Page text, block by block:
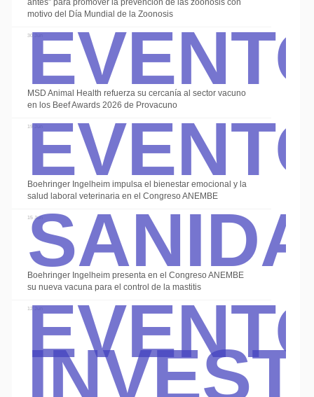
antes” para promover la prevención de las zoonosis con
motivo del Día Mundial de la Zoonosis
30 Jun
MSD Animal Health refuerza su cercanía al sector vacuno
en los Beef Awards 2026 de Provacuno
19 Jun
Boehringer Ingelheim impulsa el bienestar emocional y la
salud laboral veterinaria en el Congreso ANEMBE
15 Jun
Boehringer Ingelheim presenta en el Congreso ANEMBE
su nueva vacuna para el control de la mastitis
12 Jun